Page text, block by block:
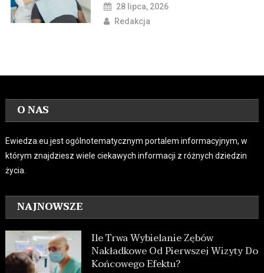
28 lipca, 2026
Redakcja
O NAS
Ewiedza.eu jest ogólnotematycznym portalem informacyjnym, w
którym znajdziesz wiele ciekawych informacji z różnych dziedzin
życia.
NAJNOWSZE
Ile Trwa Wybielanie Zębów
Nakładkowe Od Pierwszej Wizyty Do
Końcowego Efektu?